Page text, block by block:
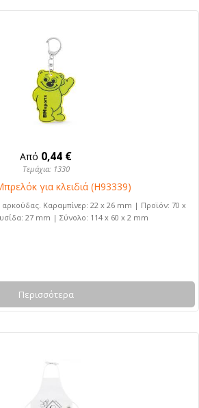
Από 0,44 €
Τεμάχια: 1330
για κλειδιά (H93339)
Καραμπίνερ: 22 x 26 mm | Προϊόν: 70 x
27 mm | Σύνολο: 114 x 60 x 2 mm
Περισσότερα